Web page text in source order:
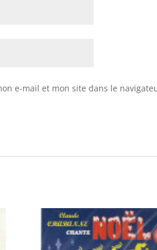
e-mail et mon site dans le